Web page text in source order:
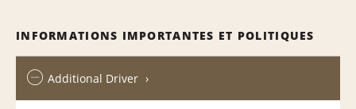
INFORMATIONS IMPORTANTES ET POLITIQUES
Additional Driver